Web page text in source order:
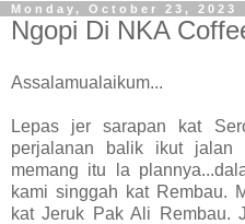
Monday, October 23, 2023
Ngopi Di NKA
Assalamualaikum...
Lepas jer sarapan kat
perjalanan balik ikut jalan
memang itu la
kami singgah kat Rembau.
kat Jeruk Pak Ali Rembau.